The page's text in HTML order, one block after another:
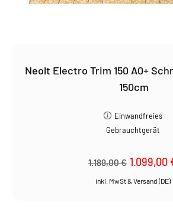
Neolt Electro Trim 150 A0+
150cm
Einwandfreies
Gebrauchtgerät
1.189,00€
Preis
1.099,00